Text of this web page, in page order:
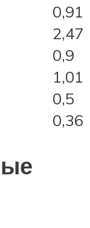
0,91
2,47
0,9
1,01
0,5
0,36